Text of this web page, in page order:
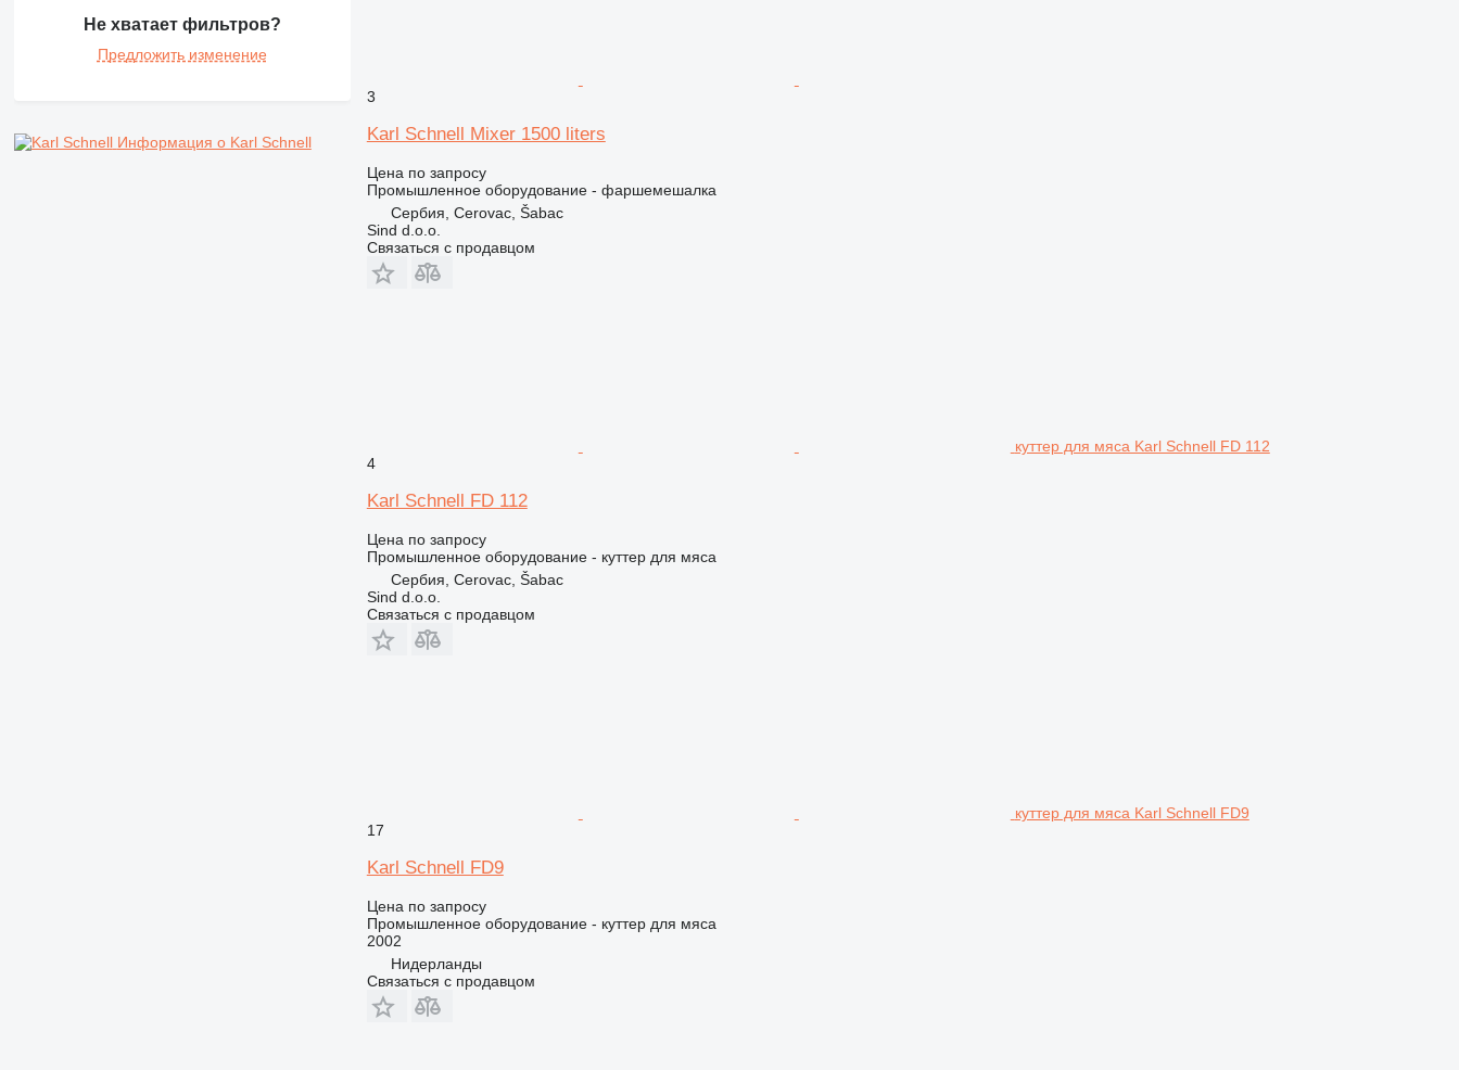
Не хватает фильтров?
Предложить изменение
Информация о Karl Schnell
3
Karl Schnell Mixer 1500 liters
Цена по запросу
Промышленное оборудование - фаршемешалка
Сербия, Cerovac, Šabac
Sind d.o.o.
Связаться с продавцом
куттер для мяса Karl Schnell FD 112
4
Karl Schnell FD 112
Цена по запросу
Промышленное оборудование - куттер для мяса
Сербия, Cerovac, Šabac
Sind d.o.o.
Связаться с продавцом
куттер для мяса Karl Schnell FD9
17
Karl Schnell FD9
Цена по запросу
Промышленное оборудование - куттер для мяса
2002
Нидерланды
Связаться с продавцом